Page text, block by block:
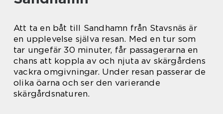
Att ta en båt till Sandhamn från Stavsnäs är
en upplevelse själva resan. Med en tur som
tar ungefär 30 minuter, får passagerarna en
chans att koppla av och njuta av skärgårdens
vackra omgivningar. Under resan passerar de
olika öarna och ser den varierande
skärgårdsnaturen.